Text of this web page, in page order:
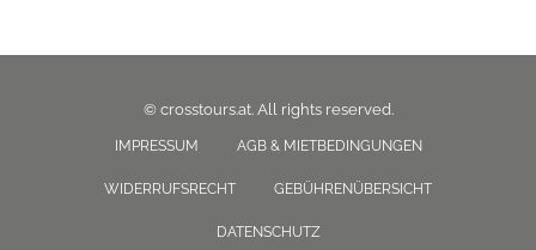
© crosstours.at. All rights reserved.
IMPRESSUM AGB & MIETBEDINGUNGEN
WIDERRUFSRECHT GEBÜHRENÜBERSICHT
DATENSCHUTZ